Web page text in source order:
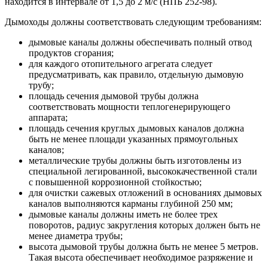
Дымоходы должны соответствовать следующим требованиям:
дымовые каналы должны обеспечивать полный отвод
продуктов сгорания;
для каждого отопительного агрегата следует
предусматривать, как правило, отдельную дымовую
трубу;
площадь сечения дымовой трубы должна
соответствовать мощности теплогенерирующего
аппарата;
площадь сечения круглых дымовых каналов должна
быть не менее площади указанных прямоугольных
каналов;
металлические трубы должны быть изготовлены из
специальной легированной, высококачественной стали
с повышенной коррозионной стойкостью;
для очистки сажевых отложений в основаниях дымовых
каналов выполняются карманы глубиной 250 мм;
дымовые каналы должны иметь не более трех
поворотов, радиус закругления которых должен быть не
менее диаметра трубы;
высота дымовой трубы должна быть не менее 5 метров.
Такая высота обеспечивает необходимое разряжение и